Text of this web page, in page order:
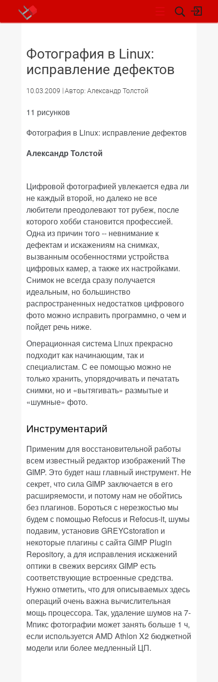
Фотография в Linux:
исправление дефектов
10.03.2009 Автор: Александр Толстой
11 рисунков
Фотография в Linux: исправление дефектов
Александр Толстой
Цифровой фотографией увлекается едва ли
не каждый второй, но далеко не все
любители преодолевают тот рубеж, после
которого хобби становится профессией.
Одна из причин того -- невнимание к
дефектам и искажениям на снимках,
вызванным особенностями устройства
цифровых камер, а также их настройками.
Снимок не всегда сразу получается
идеальным, но большинство
распространенных недостатков цифрового
фото можно исправить программно, о чем и
пойдет речь ниже.
Операционная система Linux прекрасно
подходит как начинающим, так и
специалистам. С ее помощью можно не
только хранить, упорядочивать и печатать
снимки, но и «вытягивать» размытые и
«шумные» фото.
Инструментарий
Применим для восстановительной работы
всем известный редактор изображений The
GIMP. Это будет наш главный инструмент. Не
секрет, что сила GIMP заключается в его
расширяемости, и потому нам не обойтись
без плагинов. Бороться с нерезкостью мы
будем с помощью Refocus и Refocus-it, шумы
подавим, установив GREYCstoration и
некоторые плагины с сайтаGIMP Plugin
Repository, а для исправления искажений
оптики в свежих версиях GIMP есть
соответствующие встроенные средства.
Нужно отметить, что для описываемых здесь
операций очень важна вычислительная
мощь процессора. Так, удаление шумов на 7-
Мпикс фотографии может занять больше 1 ч,
если используется AMD Athlon X2 бюджетной
модели или более медленный ЦП.